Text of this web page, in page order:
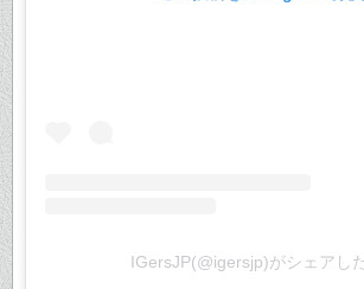
IGersJP(@igersjp)がシェアし